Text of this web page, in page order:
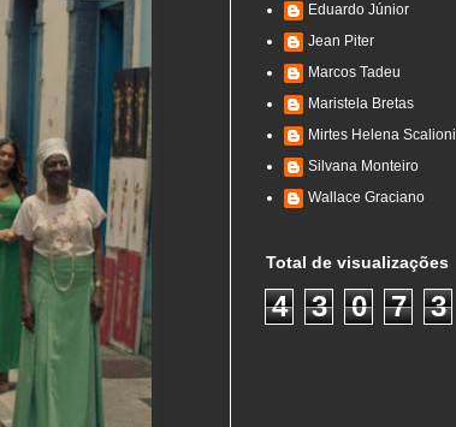
Eduardo Júnior
Jean Piter
Marcos Tadeu
Maristela Bretas
Mirtes Helena Scalioni
Silvana Monteiro
Wallace Graciano
Total de visualizações
4 3 0 7 3